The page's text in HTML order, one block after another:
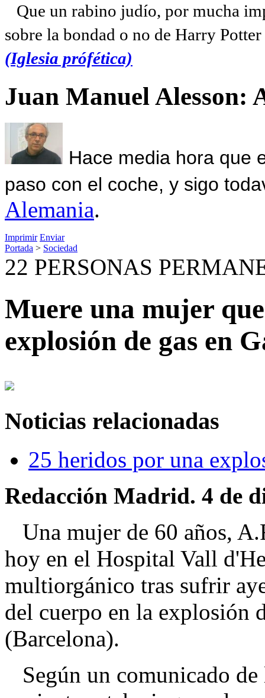
Que un rabino judío, por mucha
sobre la bondad o no de Harry
(Iglesia prófética)
Juan Manuel Alesson:
Hace media hora que
paso con el coche, y sigo
Alemania.
Imprimir Enviar
Portada > Sociedad
22 PERSONAS
Muere una mujer
explosión de gas en
Noticias relacionadas
25 heridos por una
Redacción Madrid. 4 de
Una mujer de 60 años,
hoy en el Hospital Vall
multiorgánico tras sufrir
del cuerpo en la explosión
(Barcelona).
Según un comunicado